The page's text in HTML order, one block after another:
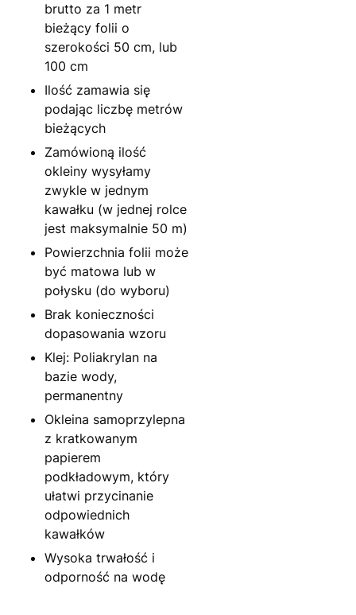
brutto za 1 metr
bieżący folii o
szerokości 50 cm, lub
100 cm
Ilość zamawia się
podając liczbę metrów
bieżących
Zamówioną ilość
okleiny wysyłamy
zwykle w jednym
kawałku (w jednej rolce
jest maksymalnie 50 m)
Powierzchnia folii może
być matowa lub w
połysku (do wyboru)
Brak konieczności
dopasowania wzoru
Klej: Poliakrylan na
bazie wody,
permanentny
Okleina samoprzylepna
z kratkowanym
papierem
podkładowym, który
ułatwi przycinanie
odpowiednich
kawałków
Wysoka trwałość i
odporność na wodę